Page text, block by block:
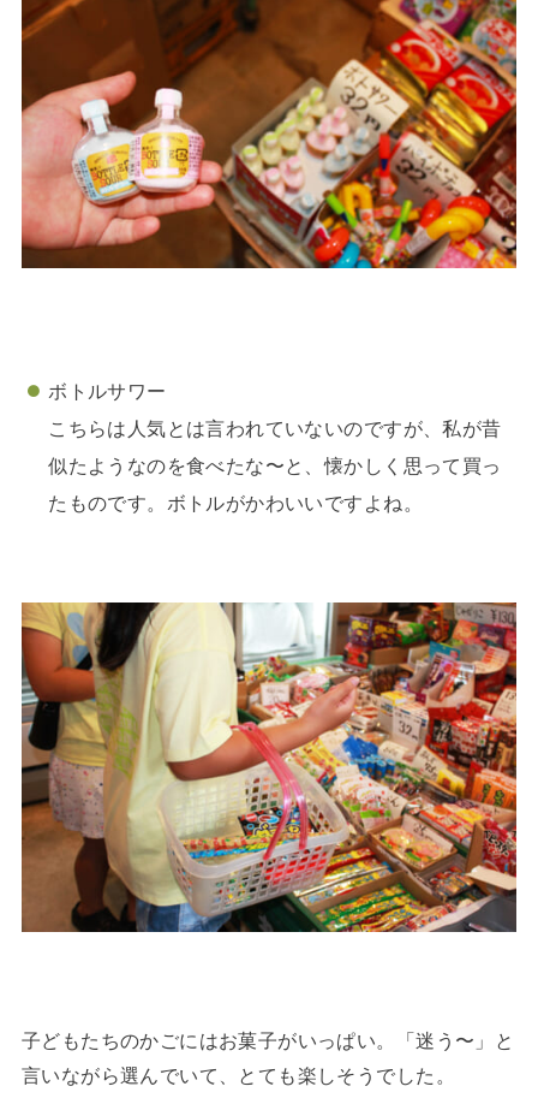
ボトルサワー
こちらは人気とは言われていないのですが、私が昔
似たようなのを食べたな〜と、懐かしく思って買っ
たものです。ボトルがかわいいですよね。
子どもたちのかごにはお菓子がいっぱい。「迷う〜」と
言いながら選んでいて、とても楽しそうでした。